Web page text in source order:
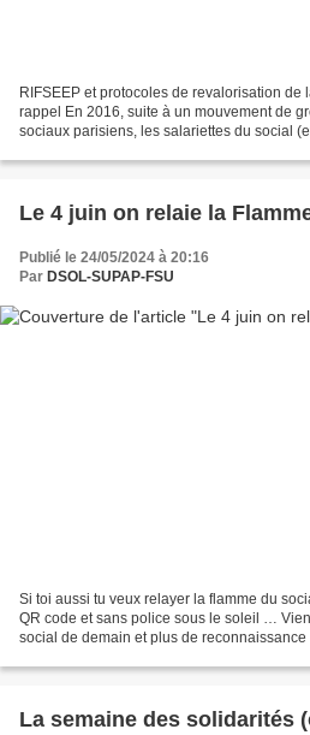
RIFSEEP et protocoles de revalorisation de
rappel En 2016, suite à un mouvement de
sociaux parisiens, les salariettes du social
Le 4 juin on relaie la
Publié le 24/05/2024 à 20:16
Par DSOL-SUPAP-FSU
Si toi aussi tu veux relayer la flamme du
QR code et sans police sous le soleil …
social de demain et plus de
La semaine des solidarités